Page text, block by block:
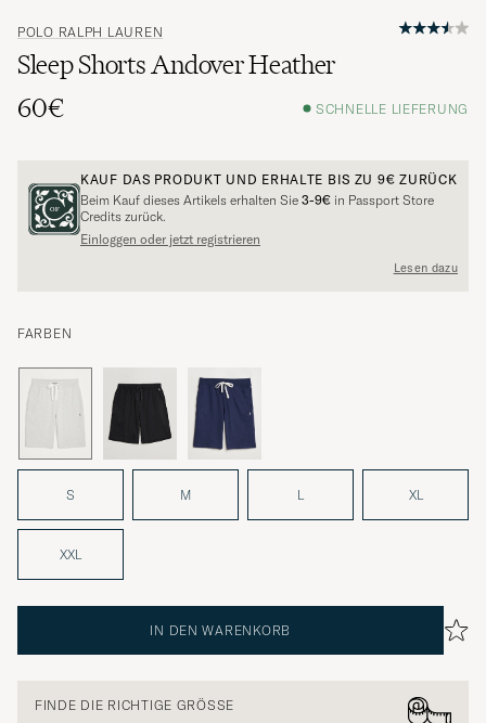
POLO RALPH LAUREN
Sleep Shorts Andover Heather
60€
SCHNELLE LIEFERUNG
KAUF DAS PRODUKT UND ERHALTE BIS ZU 9€ ZURÜCK
Beim Kauf dieses Artikels erhalten Sie 3-9€ in Passport Store
Credits zurück.
Einloggen oder jetzt registrieren
Lesen dazu
FARBEN
S M L XL
XXL
IN DEN WARENKORB
FINDE DIE RICHTIGE GRÖSSE